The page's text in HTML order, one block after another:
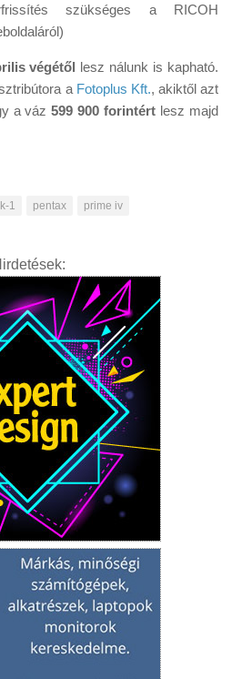
szükséges a RICOH
végétől lesz nálunk is kapható.
a Fotoplus Kft., akiktől azt
a váz599 900 forintért lesz majd
k-1 pentax prime iv